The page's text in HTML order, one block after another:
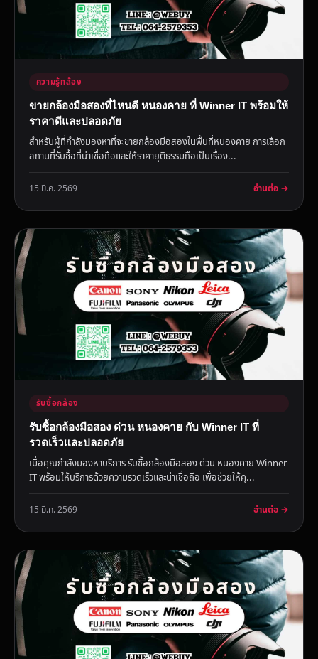
ความรู้กล้อง
ขายกล้องมือสองที่ไหนดี หนองคาย ที่ Winner IT พร้อมให้
ราคาดีและปลอดภัย
สำหรับผู้ที่กำลังมองหาที่จะขายกล้องมือสองในพื้นที่หนองคาย การเลือก
สถานที่รับซื้อที่น่าเชื่อถือและให้ราคายุติธรรมถือเป็นเรื่อง...
15 มี.ค. 2569 อ่านต่อ →
รับซื้อกล้อง
รับซื้อกล้องมือสอง ด่วน หนองคาย กับ Winner IT ที่
รวดเร็วและปลอดภัย
เมื่อคุณกำลังมองหาบริการ รับซื้อกล้องมือสอง ด่วน หนองคาย Winner
IT พร้อมให้บริการด้วยความรวดเร็วและน่าเชื่อถือ เพื่อช่วยให้คุ...
15 มี.ค. 2569 อ่านต่อ →